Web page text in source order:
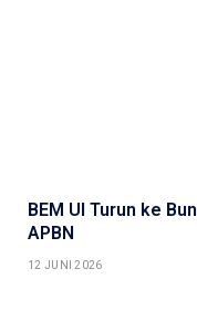
BEM UI Turun ke
APBN
12 JUNI 2026